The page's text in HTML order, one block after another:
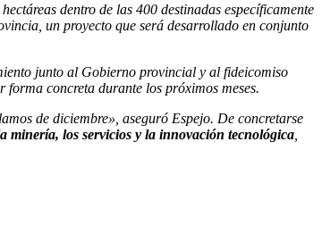
dentro de las 400 destinadas específicamente
un proyecto que será desarrollado en conjunto
junto al Gobierno provincial y al fideicomiso
concreta durante los próximos meses.
de diciembre», aseguró Espejo. De concretarse
minería, los servicios y la innovación tecnológica